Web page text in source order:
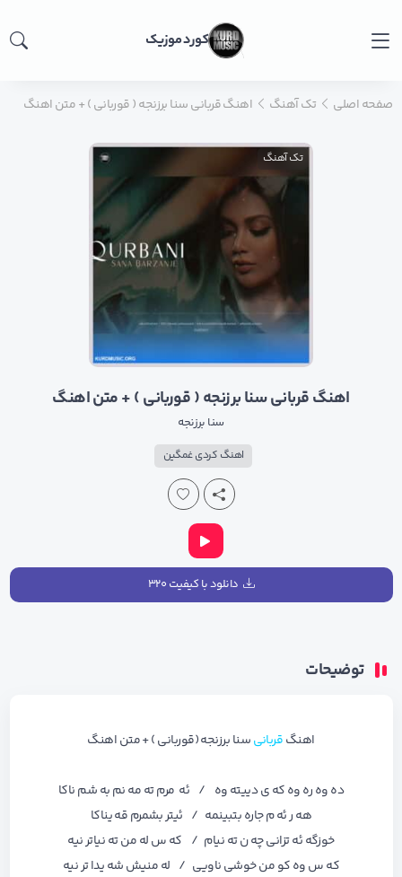
کورد موزیک
صفحه اصلی تک آهنگ اهنگ قربانی سنا برزنجه ( قوربانی ) + متن اهنگ
تک آهنگ
اهنگ قربانی سنا برزنجه ( قوربانی ) + متن اهنگ
سنا برزنجه
اهنگ کردی غمگین
دانلود با کیفیت ۳۲۰
توضیحات
اهنگقربانیسنا برزنجه (قوربانی ) + متن اهنگ
ده وه ره وه که ی دییته وه / ئه مرم ته مه نم به شم ناکا
هه ر ئه م جاره بتبینمه / ئیتر بشمرم قه یناکا
خوزگه ئه تزانی چه ن ته نیام / که س له من ته نیاتر نیه
که س وه کو من خوشی ناویی / له منیش شه یدا تر نیه